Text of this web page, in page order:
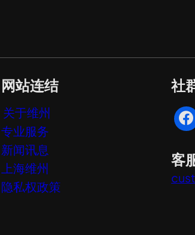
网站连结
关于维州
专业服务
新闻讯息
上海维州
隐私权政策
社
客